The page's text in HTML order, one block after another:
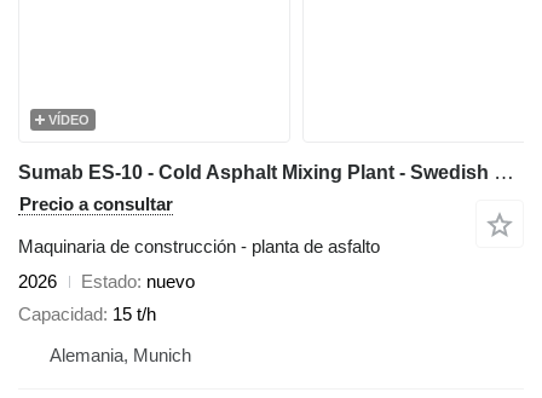
VÍDEO
Sumab ES-10 - Cold Asphalt Mixing Plant - Swedish quality / Affordable
Precio a consultar
Maquinaria de construcción - planta de asfalto
2026
Estado nuevo
Capacidad 15 t/h
Alemania, Munich